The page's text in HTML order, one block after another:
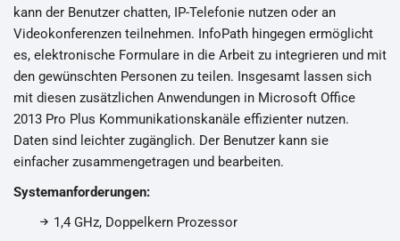
kann der Benutzer chatten, IP-Telefonie nutzen oder an
Videokonferenzen teilnehmen. InfoPath hingegen ermöglicht
es, elektronische Formulare in die Arbeit zu integrieren und mit
den gewünschten Personen zu teilen. Insgesamt lassen sich
mit diesen zusätzlichen Anwendungen in Microsoft Office
2013 Pro Plus Kommunikationskanäle effizienter nutzen.
Daten sind leichter zugänglich. Der Benutzer kann sie
einfacher zusammengetragen und bearbeiten.
Systemanforderungen:
1,4 GHz, Doppelkern Prozessor